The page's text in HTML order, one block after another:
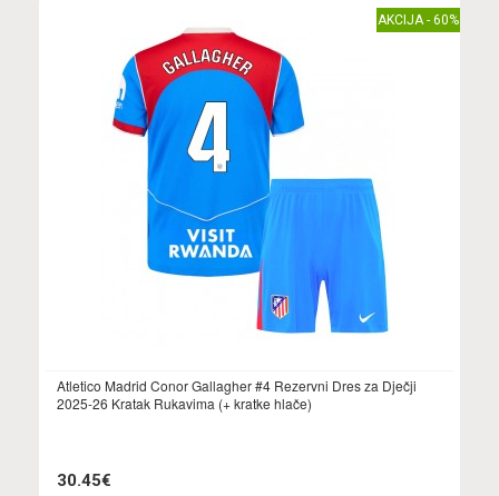
AKCIJA - 60%
Atletico Madrid Conor Gallagher #4 Rezervni Dres za Dječji
2025-26 Kratak Rukavima (+ kratke hlače)
30.45€